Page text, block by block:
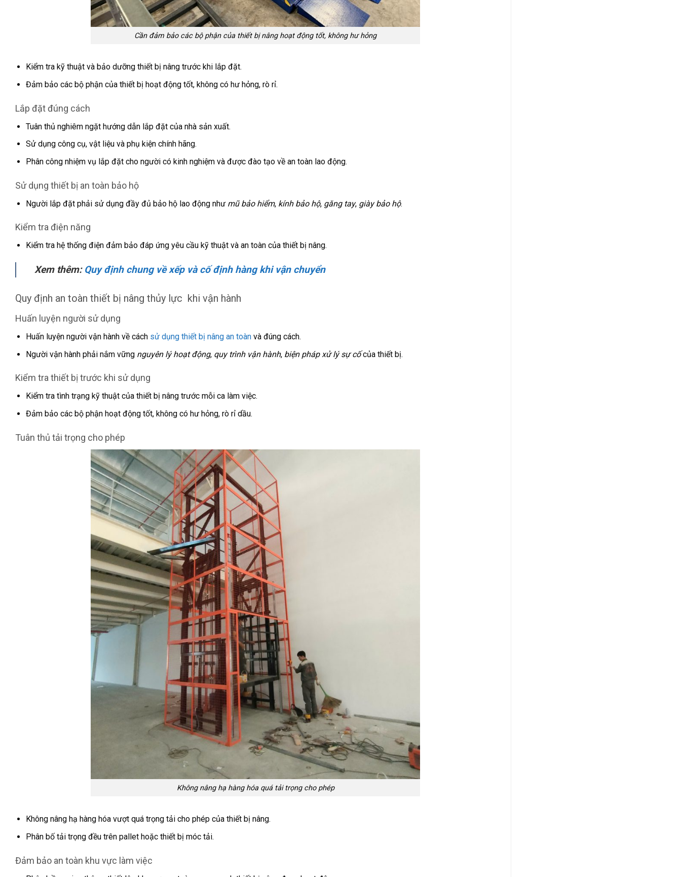
Cần đảm bảo các bộ phận của thiết bị nâng hoạt động tốt, không hư hỏng
Kiểm tra kỹ thuật và bảo dưỡng thiết bị nâng trước khi lắp đặt.
Đảm bảo các bộ phận của thiết bị hoạt động tốt, không có hư hỏng, rò rỉ.
Lắp đặt đúng cách
Tuân thủ nghiêm ngặt hướng dẫn lắp đặt của nhà sản xuất.
Sử dụng công cụ, vật liệu và phụ kiện chính hãng.
Phân công nhiệm vụ lắp đặt cho người có kinh nghiệm và được đào tạo về an toàn lao động.
Sử dụng thiết bị an toàn bảo hộ
Người lắp đặt phải sử dụng đầy đủ bảo hộ lao động như mũ bảo hiểm, kính bảo hộ, găng tay, giày bảo hộ.
Kiểm tra điện năng
Kiểm tra hệ thống điện đảm bảo đáp ứng yêu cầu kỹ thuật và an toàn của thiết bị nâng.
Xem thêm: Quy định chung về xếp và cố định hàng khi vận chuyển
Quy định an toàn thiết bị nâng thủy lực khi vận hành
Huấn luyện người sử dụng
Huấn luyện người vận hành về cách sử dụng thiết bị nâng an toànvà đúng cách.
Người vận hành phải nắm vững nguyên lý hoạt động, quy trình vận hành, biện pháp xử lý sự cốcủa thiết bị.
Kiểm tra thiết bị trước khi sử dụng
Kiểm tra tình trạng kỹ thuật của thiết bị nâng trước mỗi ca làm việc.
Đảm bảo các bộ phận hoạt động tốt, không có hư hỏng, rò rỉ dầu.
Tuân thủ tải trọng cho phép
Không nâng hạ hàng hóa quá tải trọng cho phép
Không nâng hạ hàng hóa vượt quá trọng tải cho phép của thiết bị nâng.
Phân bố tải trọng đều trên pallet hoặc thiết bị móc tải.
Đảm bảo an toàn khu vực làm việc